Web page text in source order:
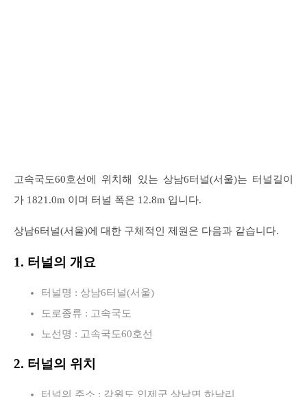
고속국도60호선에 위치해 있는 상남6터널(서울)는 터널길이
가 1821.0m 이며 터널 폭은 12.8m 입니다.
상남6터널(서울)에 대한 구체적인 제원은 다음과 같습니다.
1. 터널의 개요
터널명 : 상남6터널(서울)
도로종류 : 고속국도
노선명 : 고속국도60호선
2. 터널의 위치
터널의 주소 : 강원도 인제군 상남면 하남리